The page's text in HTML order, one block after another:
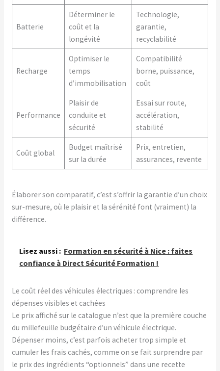
Batterie
Déterminer le
coût et la
longévité
Technologie,
garantie,
recyclabilité
Recharge
Optimiser le
temps
d’immobilisation
Compatibilité
borne, puissance,
coût
Performance
Plaisir de
conduite et
sécurité
Essai sur route,
accélération,
stabilité
Coût global
Budget maîtrisé
sur la durée
Prix, entretien,
assurances, revente
Élaborer son comparatif, c’est s’offrir la garantie d’un choix
sur-mesure, où le plaisir et la sérénité font (vraiment) la
différence.
Lisez aussi : Formation en sécurité à Nice : faites
confiance à Direct Sécurité Formation !
Le coût réel des véhicules électriques : comprendre les
dépenses visibles et cachées
Le prix affiché sur le catalogue n’est que la première couche
du millefeuille budgétaire d’un véhicule électrique.
Dépenser moins, c’est parfois acheter trop simple et
cumuler les frais cachés, comme on se fait surprendre par
le prix des ingrédients “optionnels” dans une recette